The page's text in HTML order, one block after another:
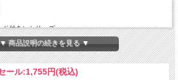
ド付き）シリーズ
快適なフィット感。耳穴の湾曲がゆるやかでも外れに
感 ○脱落防止
▼ 商品説明の続きを見る ▼
ール:1,755円(税込)